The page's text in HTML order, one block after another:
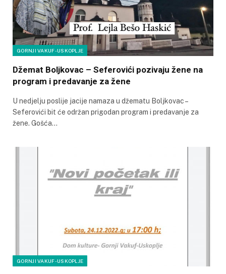
GORNJI VAKUF-USKOPLJE
Džemat Boljkovac – Seferovići pozivaju žene na
program i predavanje za žene
U nedjelju poslije jacije namaza u džematu Boljkovac –
Seferovići bit će održan prigodan program i predavanje za
žene. Gošća…
GORNJI VAKUF-USKOPLJE